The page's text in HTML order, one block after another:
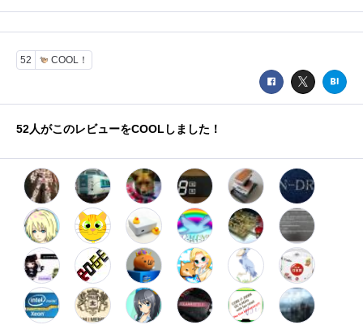
52 COOL！
52人がこのレビューをCOOLしました！